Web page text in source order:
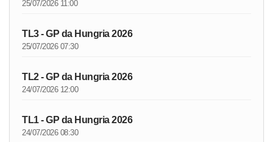
25/07/2026 11:00
TL3 - GP da Hungria 2026
25/07/2026 07:30
TL2 - GP da Hungria 2026
24/07/2026 12:00
TL1 - GP da Hungria 2026
24/07/2026 08:30